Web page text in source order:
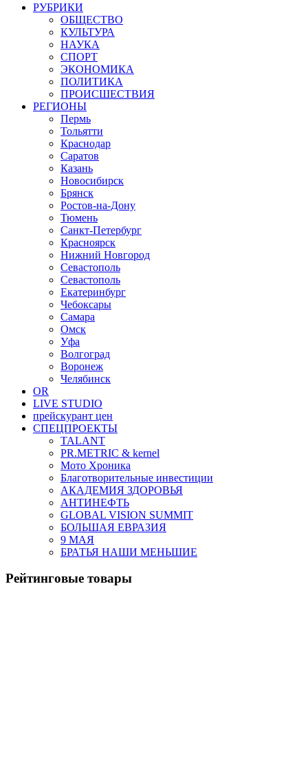
РУБРИКИ
ОБЩЕСТВО
КУЛЬТУРА
НАУКА
СПОРТ
ЭКОНОМИКА
ПОЛИТИКА
ПРОИСШЕСТВИЯ
РЕГИОНЫ
Пермь
Тольятти
Краснодар
Саратов
Казань
Новосибирск
Брянск
Ростов-на-Дону
Тюмень
Санкт-Петербург
Красноярск
Нижний Новгород
Севастополь
Севастополь
Екатеринбург
Чебоксары
Самара
Омск
Уфа
Волгоград
Воронеж
Челябинск
OR
LIVE STUDIO
прейскурант цен
СПЕЦПРОЕКТЫ
TALANT
PR.METRIC & kernel
Мото Хроника
Благотворительные инвестиции
АКАДЕМИЯ ЗДОРОВЬЯ
АНТИНЕФТЬ
GLOBAL VISION SUMMIT
БОЛЬШАЯ ЕВРАЗИЯ
9 МАЯ
БРАТЬЯ НАШИ МЕНЬШИЕ
Рейтинговые товары